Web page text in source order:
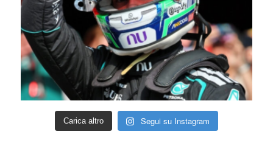
Carica altro Segui su Instagram